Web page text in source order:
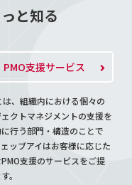
と知る
PMO支援サービス
は、組織内における個々の
クトマネジメントの支援を
行う部門・構造のことで
ッブアイはお客様に応じた
支援のサービスをご提
。